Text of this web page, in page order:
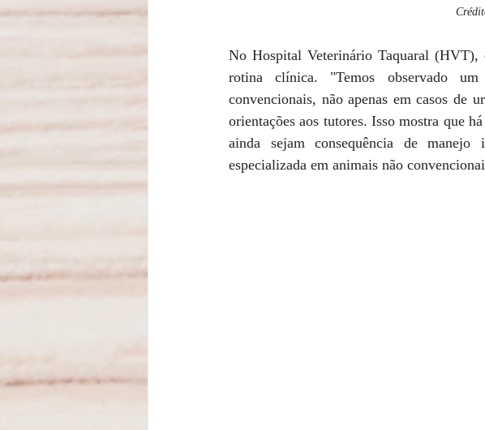
No Hospital Veterinário Taquaral (HVT),
rotina clínica. "Temos observado
convencionais, não apenas em casos de
orientações aos tutores. Isso mostra que
ainda sejam consequência de
especializada em animais não